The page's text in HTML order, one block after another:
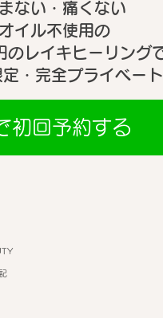
ク・コフレ情
ない・痛くない
イル不使用の
レイキヒーリングで
・完全プライベート
初回予約する